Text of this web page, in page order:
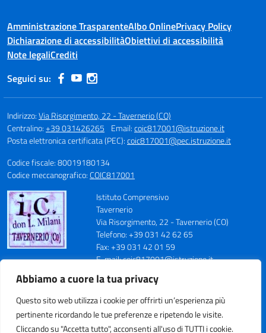
Abbiamo a cuore la tua privacy
Questo sito web utilizza i cookie per offrirti un’esperienza più
pertinente ricordando le tue preferenze e ripetendo le visite.
Cliccando su "Accetta tutto", acconsenti all'uso di TUTTI i cookie.
Amministrazione TrasparenteAlbo OnlinePrivacy Policy
Dichiarazione di accessibilitàObiettivi di accessibilità
Note legaliCrediti
Seguici su:
Indirizzo:Via Risorgimento, 22 - Tavernerio (CO)
Centralino:+39 031426265 Email:coic817001@istruzione.it
Posta elettronica certificata (PEC):coic817001@pec.istruzione.it
Codice fiscale: 80019180134
Codice meccanografico:COIC817001
Istituto Comprensivo
Tavernerio
Via Risorgimento, 22 - Tavernerio (CO)
Telefono: +39 031 42 62 65
Fax: +39 031 42 01 59
E-mail: coic817001@istruzione.it
Codice Meccanografico: COIC817001
Codice Fiscale: 80019180134
Cod. IPA: istsc_coic817001
Codice Univoco Ufficio: UFN70S